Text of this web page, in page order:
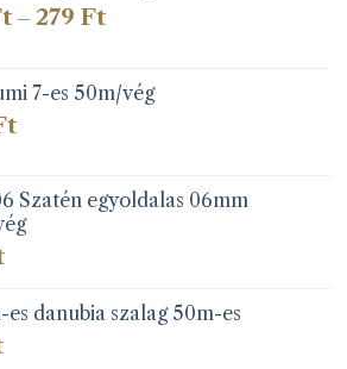
– 279 FtÁrtartomány:
279 Ft
7-es 50m/vég
Szatén egyoldalas 06mm
es danubia szalag 50m-es